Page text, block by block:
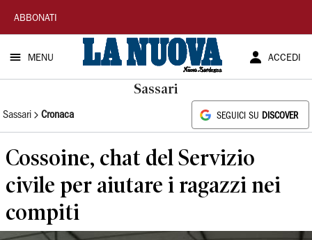
La
Nuova
Sardegna
ABBONATI
MENU ACCEDI
Sassari
Sassari Cronaca SEGUICI SU DISCOVER
Cossoine, chat del Servizio
civile per aiutare i ragazzi nei
compiti